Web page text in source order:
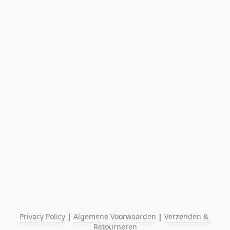
Privacy Policy | Algemene Voorwaarden | Verzenden &
Retourneren